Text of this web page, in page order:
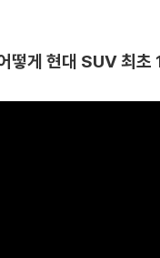
떻게 현대 SUV 최